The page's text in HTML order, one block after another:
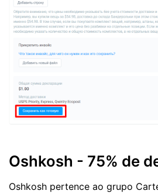
Oshkosh - 75% de
Oshkosh pertence ao grupo